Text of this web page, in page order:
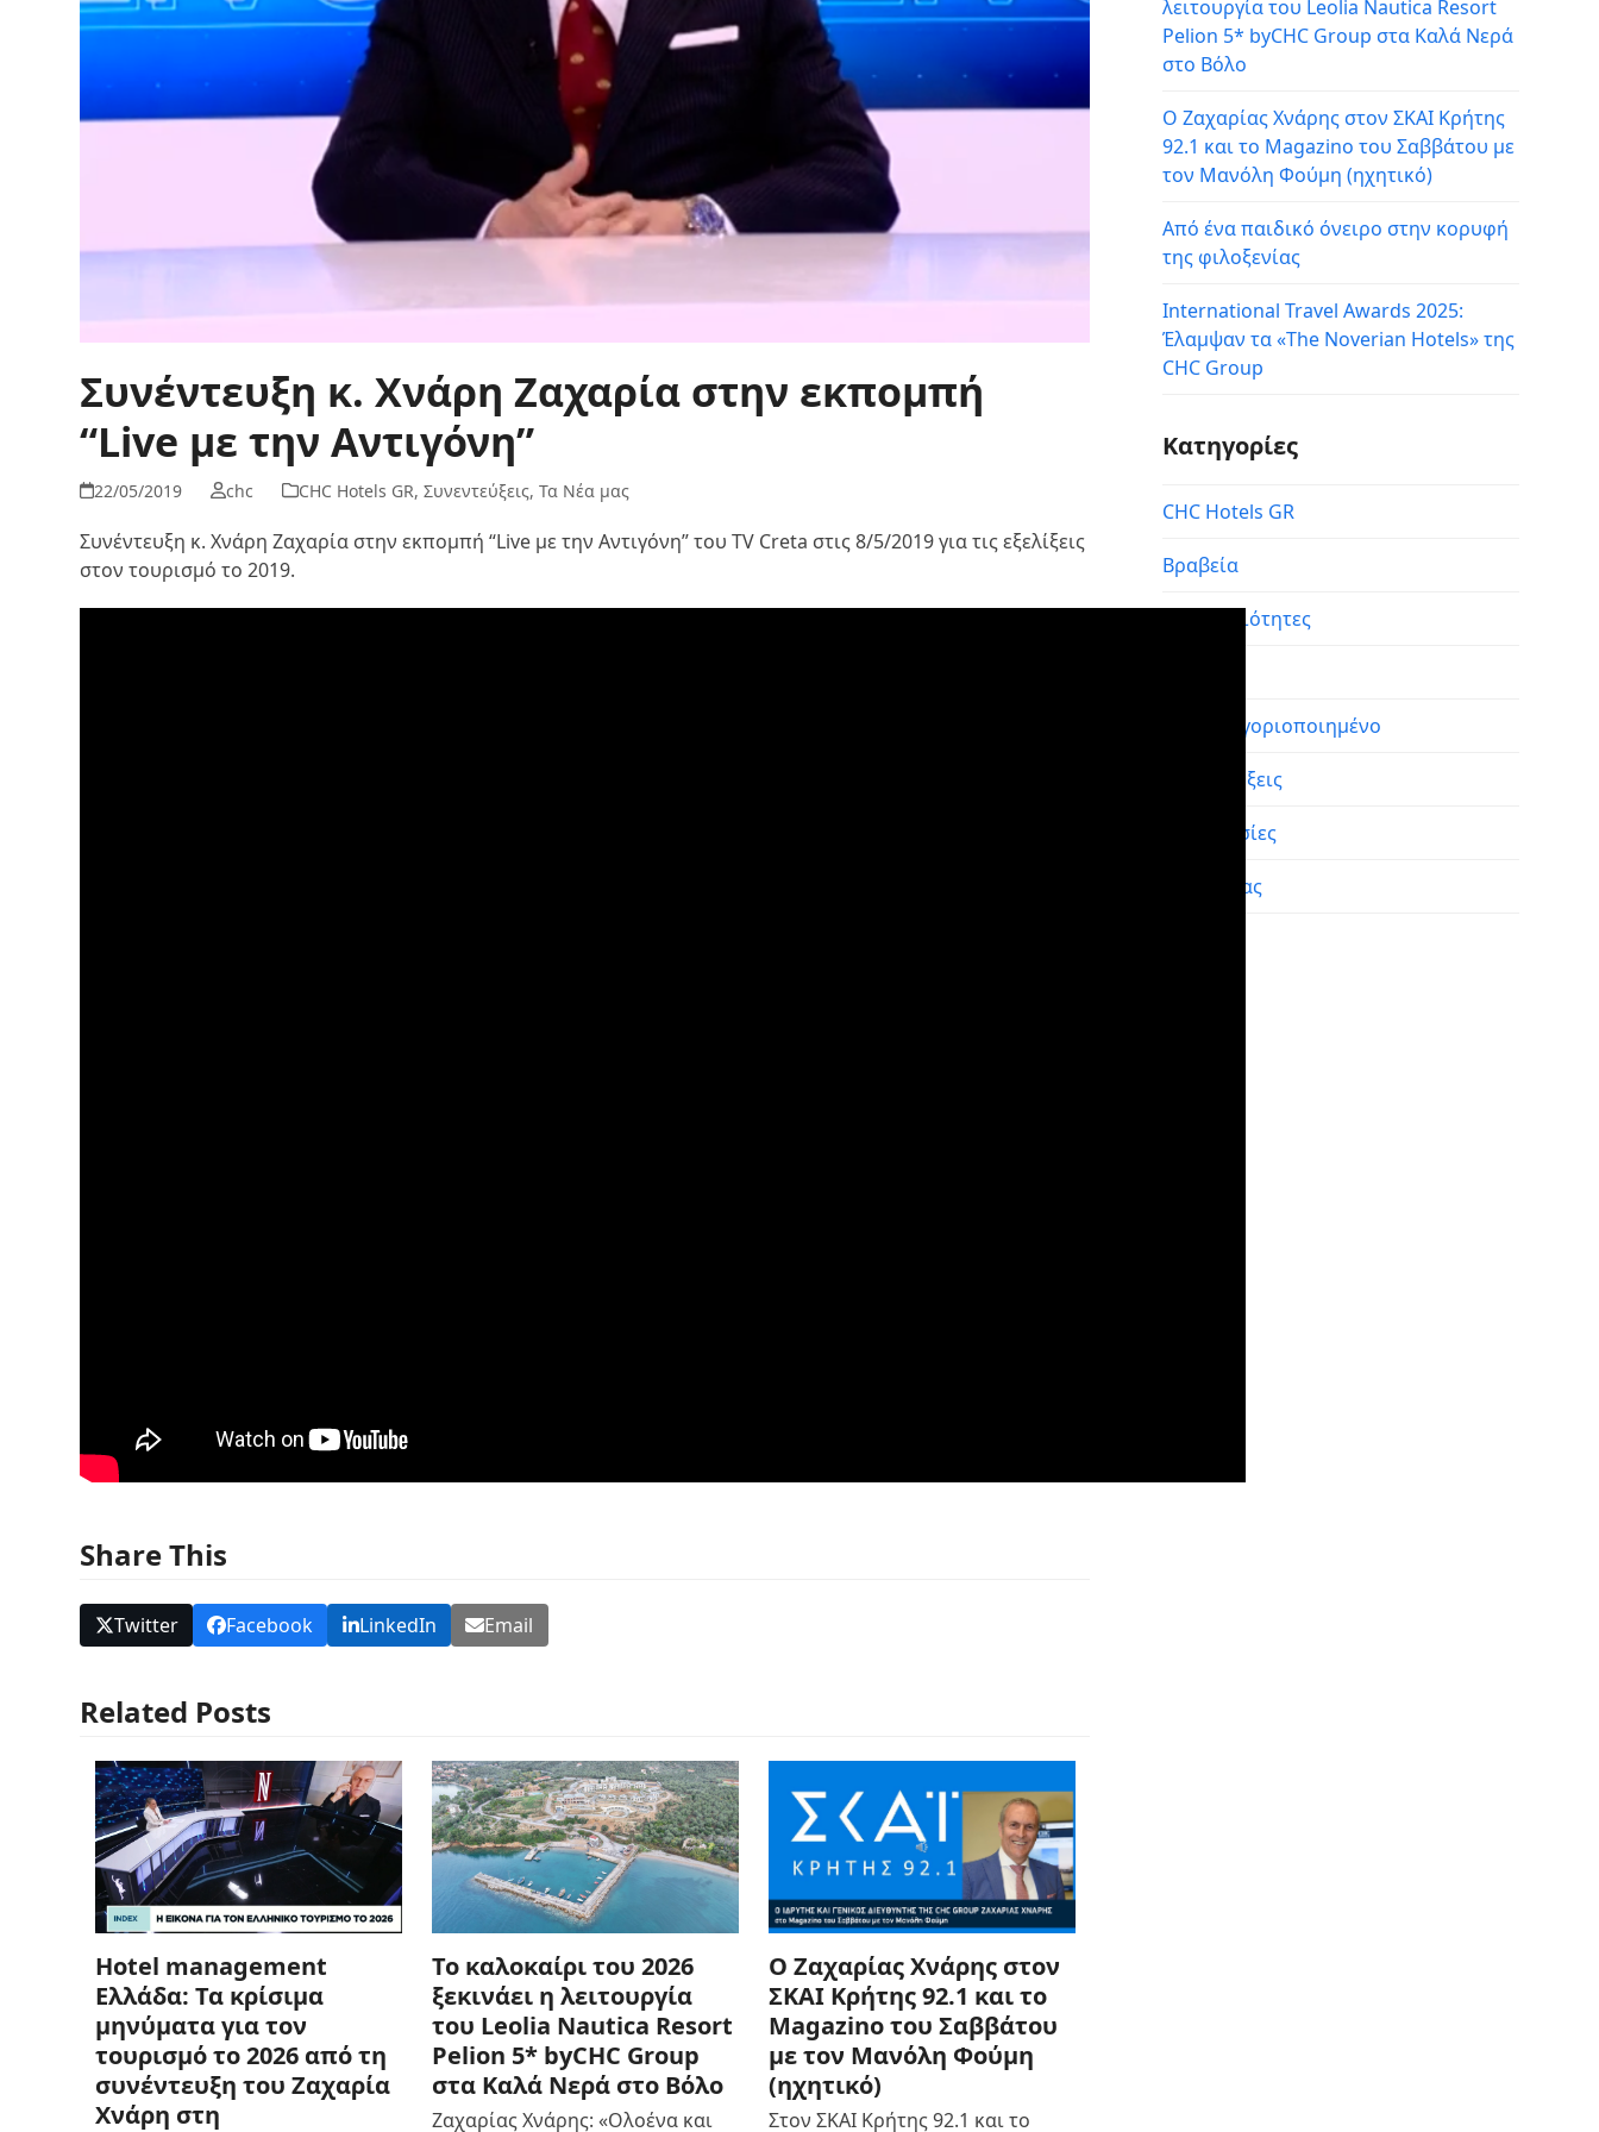
Συνέντευξη κ. Χνάρη Ζαχαρία στην εκπομπή
“Live με την Αντιγόνη”
22/05/2019 chc CHC Hotels GR, Συνεντεύξεις, Τα Νέα μας
Συνέντευξη κ. Χνάρη Ζαχαρία στην εκπομπή “Live με την Αντιγόνη” του TV Creta στις 8/5/2019 για τις εξελίξεις
στον τουρισμό το 2019.
Share This
Twitter Facebook LinkedIn Email
Related Posts
Hotel management
Ελλάδα: Τα κρίσιμα
μηνύματα για τον
τουρισμό το 2026 από τη
συνέντευξη του Ζαχαρία
Χνάρη στη
Το καλοκαίρι του 2026
ξεκινάει η λειτουργία
του Leolia Nautica Resort
Pelion 5* byCHC Group
στα Καλά Νερά στο Βόλο
Ζαχαρίας Χνάρης: «Ολοένα και
Ο Ζαχαρίας Χνάρης στον
ΣΚΑΙ Κρήτης 92.1 και το
Magazino του Σαββάτου
με τον Μανόλη Φούμη
(ηχητικό)
Στον ΣΚΑΙ Κρήτης 92.1 και το
λειτουργία του Leolia Nautica Resort
Pelion 5* byCHC Group στα Καλά Νερά
στο Βόλο
Ο Ζαχαρίας Χνάρης στον ΣΚΑΙ Κρήτης
92.1 και το Magazino του Σαββάτου με
τον Μανόλη Φούμη (ηχητικό)
Από ένα παιδικό όνειρο στην κορυφή
της φιλοξενίας
International Travel Awards 2025:
Έλαμψαν τα «The Noverian Hotels» της
CHC Group
Kατηγορίες
CHC Hotels GR
Βραβεία
Δραστηριότητες
Μη κατηγοριοποιημένο
Συνεντεύξεις
Συνεργασίες
Τα Νέα μας